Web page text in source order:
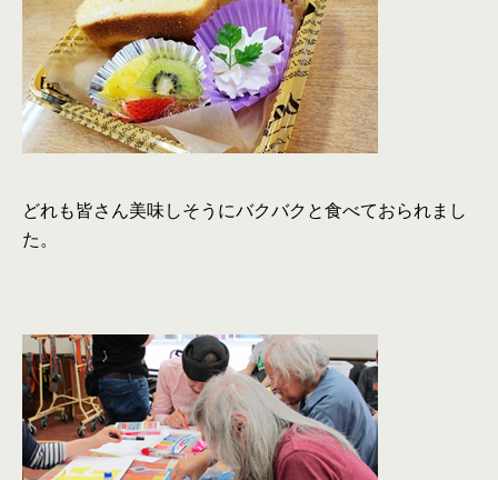
どれも皆さん美味しそうにバクバクと食べておられまし
た。